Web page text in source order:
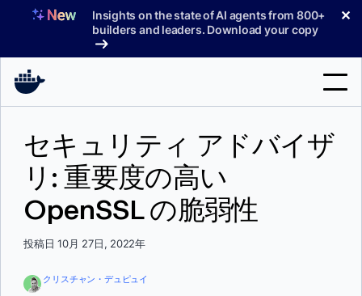
へ
Insights on the state of AI agents from 800+
builders and leaders. Download your copy
✕
製品
サポート
索
セキュリティ アドバイザ
リ: 重要度の高い
OpenSSL の脆弱性
投稿日 10月 27日, 2022年
クリスチャン・デュピュイ